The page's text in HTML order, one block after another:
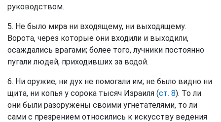
руководством.
5. Не было мира ни входящему, ни выходящему.
Ворота, через которые они входили и выходили,
осаждались врагами; более того, лучники постоянно
пугали людей, приходивших за водой.
6. Ни оружие, ни дух не помогали им; не было видно ни
щита, ни копья у сорока тысяч Израиля (ст. 8). То ли
они были разоружены своими угнетателями, то ли
сами с презрением относились к искусству ведения